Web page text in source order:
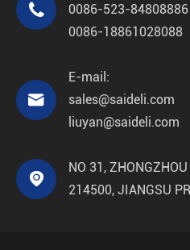

0086-523-84808886
0086-18861028088

E-mail:
sales@saideli.com
liuyan@saideli.com

NO 31,
214500, JIANGSU